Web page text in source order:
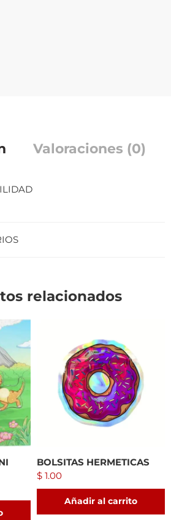
Valoraciones (0)
relacionados
BOLSITAS HERMETICAS
$ 1.00
Añadir al carrito